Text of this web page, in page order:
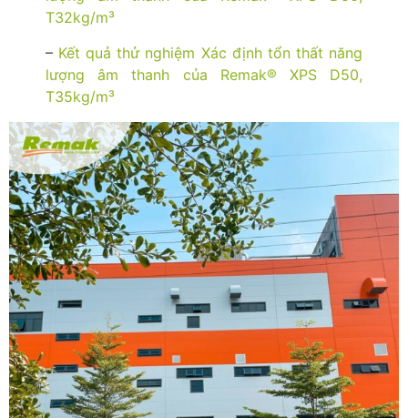
T32kg/m³
– Kết quả thử nghiệm Xác định tổn thất năng
lượng âm thanh của Remak® XPS D50,
T35kg/m³